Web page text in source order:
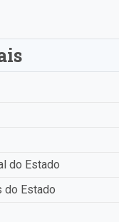
do Estado
do Estado